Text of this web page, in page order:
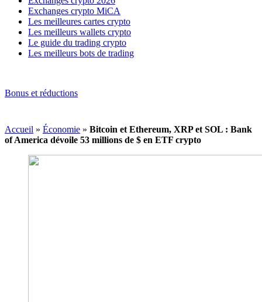
Exchanges crypto MiCA
Les meilleures cartes crypto
Les meilleurs wallets crypto
Le guide du trading crypto
Les meilleurs bots de trading
Bonus et réductions
Accueil » Économie » Bitcoin et Ethereum, XRP et SOL : Bank
of America dévoile 53 millions de $ en ETF crypto